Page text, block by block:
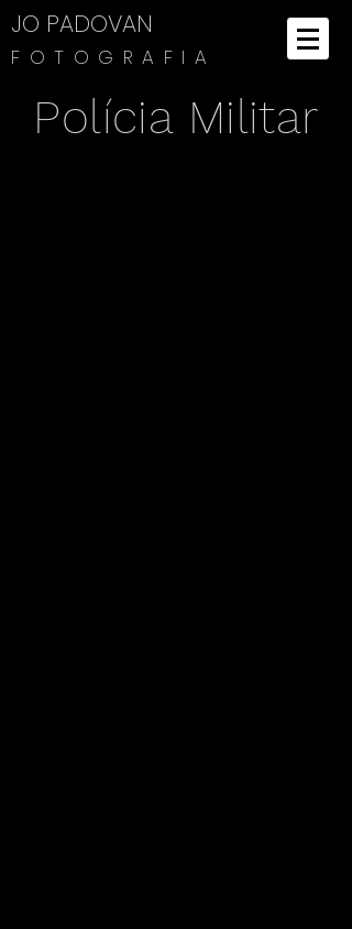
JO PADOVAN
FOTOGRAFIA
Polícia Militar